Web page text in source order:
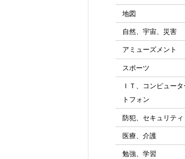
地図
自然、宇宙、災害
アミューズメント
スポーツ
ＩＴ、コンピュー
トフォン
防犯、セキュリティ
医療、介護
勉強、学習